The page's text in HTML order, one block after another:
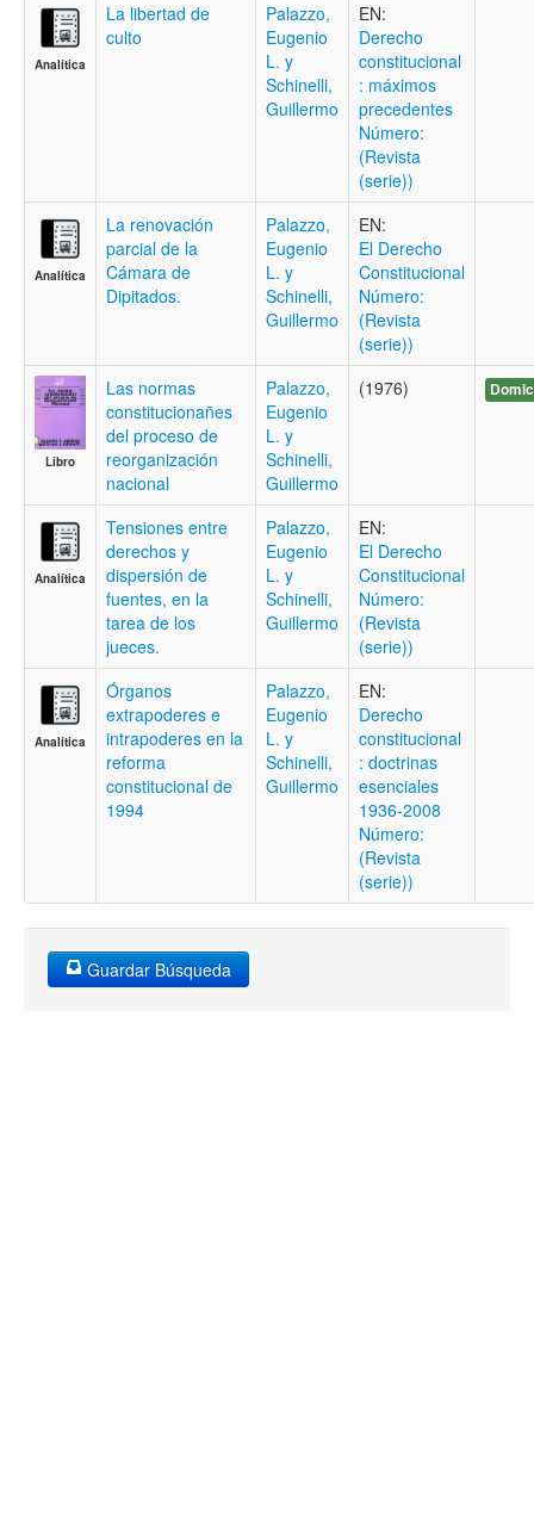
Analítica
La libertad de
culto
Palazzo,
Eugenio
L. y
Schinelli,
Guillermo
EN:
Derecho
constitucional
: máximos
precedentes
Número:
(Revista
(serie))
Analítica
La renovación
parcial de la
Cámara de
Dipitados.
Palazzo,
Eugenio
L. y
Schinelli,
Guillermo
EN:
El Derecho
Constitucional
Número:
(Revista
(serie))
Libro
Las normas
constitucionañes
del proceso de
reorganización
nacional
Palazzo,
Eugenio
L. y
Schinelli,
Guillermo
(1976)
Analítica
Tensiones entre
derechos y
dispersión de
fuentes, en la
tarea de los
jueces.
Palazzo,
Eugenio
L. y
Schinelli,
Guillermo
EN:
El Derecho
Constitucional
Número:
(Revista
(serie))
Analítica
Órganos
extrapoderes e
intrapoderes en la
reforma
constitucional de
1994
Palazzo,
Eugenio
L. y
Schinelli,
Guillermo
EN:
Derecho
constitucional
: doctrinas
esenciales
1936-2008
Número:
(Revista
(serie))
Guardar Búsqueda